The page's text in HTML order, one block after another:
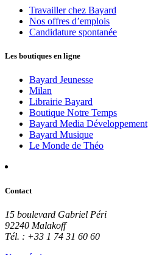
Travailler chez Bayard
Nos offres d’emplois
Candidature spontanée
Les boutiques en ligne
Bayard Jeunesse
Milan
Librairie Bayard
Boutique Notre Temps
Bayard Media Développement
Bayard Musique
Le Monde de Théo
Contact
15 boulevard Gabriel Péri
92240 Malakoff
Tél. : +33 1 74 31 60 60